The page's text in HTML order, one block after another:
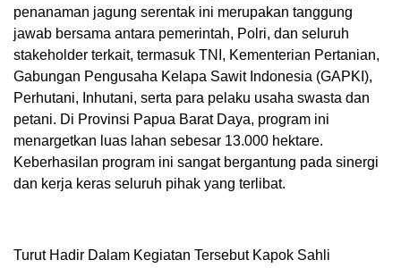
penanaman jagung serentak ini merupakan tanggung
jawab bersama antara pemerintah, Polri, dan seluruh
stakeholder terkait, termasuk TNI, Kementerian Pertanian,
Gabungan Pengusaha Kelapa Sawit Indonesia (GAPKI),
Perhutani, Inhutani, serta para pelaku usaha swasta dan
petani. Di Provinsi Papua Barat Daya, program ini
menargetkan luas lahan sebesar 13.000 hektare.
Keberhasilan program ini sangat bergantung pada sinergi
dan kerja keras seluruh pihak yang terlibat.
Turut Hadir Dalam Kegiatan Tersebut Kapok Sahli